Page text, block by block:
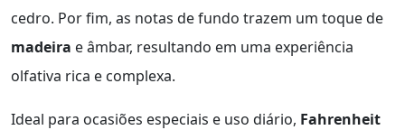
cedro. Por fim, as notas de fundo trazem um toque de
madeira e âmbar, resultando em uma experiência
olfativa rica e complexa.
Ideal para ocasiões especiais e uso diário, Fahrenheit